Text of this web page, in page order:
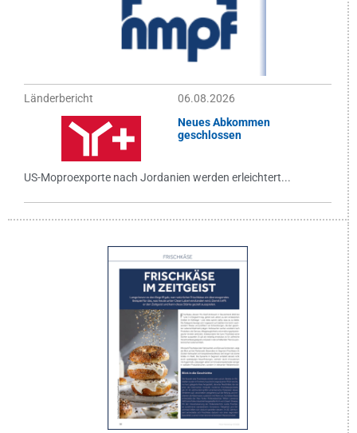
Länderbericht
06.08.2026
Neues Abkommen
geschlossen
US-Moproexporte nach Jordanien werden erleichtert...